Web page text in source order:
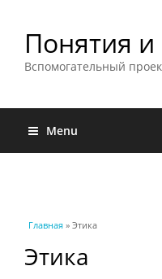
Понятия и
Вспомогательный
Menu
Вы здесь
Главная » Этика
Этика